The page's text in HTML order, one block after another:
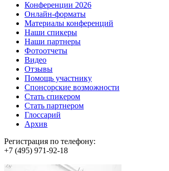
Конференции 2026
Онлайн-форматы
Материалы конференций
Наши спикеры
Наши партнеры
Фотоотчеты
Видео
Отзывы
Помощь участнику
Спонсорские возможности
Стать спикером
Стать партнером
Глоссарий
Архив
Регистрация по телефону:
+7 (495) 971-92-18